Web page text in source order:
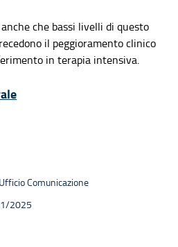
che bassi livelli di questo
il peggioramento clinico
in terapia intensiva.
Comunicazione
2025